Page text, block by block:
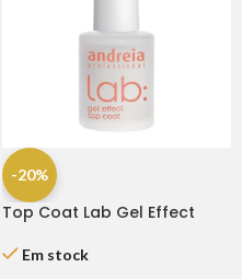
-20%
Top Coat Lab Gel Effect
Em stock